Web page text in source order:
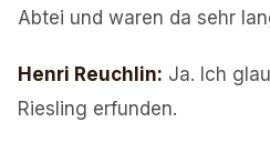
Abtei und waren da sehr
Henri Reuchlin: Ja. Ich
Riesling erfunden.